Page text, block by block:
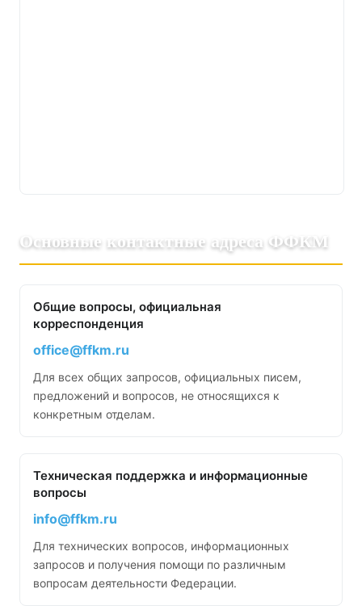
Основные контактные адреса ФФКМ
Общие вопросы, официальная
корреспонденция
office@ffkm.ru
Для всех общих запросов, официальных писем,
предложений и вопросов, не относящихся к
конкретным отделам.
Техническая поддержка и информационные
вопросы
info@ffkm.ru
Для технических вопросов, информационных
запросов и получения помощи по различным
вопросам деятельности Федерации.